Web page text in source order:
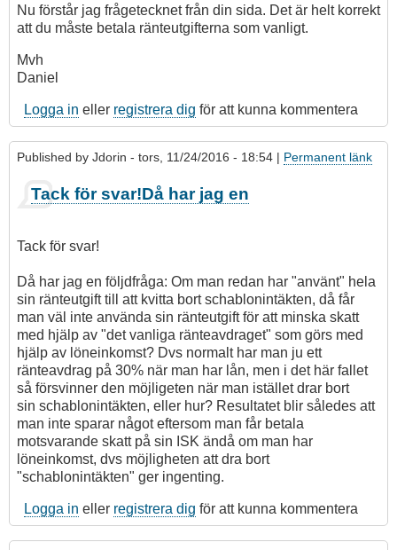
Nu förstår jag frågetecknet från din sida. Det är helt korrekt
att du måste betala ränteutgifterna som vanligt.
Mvh
Daniel
Logga in eller registrera dig för att kunna kommentera
Published by Jdorin - tors, 11/24/2016 - 18:54 | Permanent länk
Tack för svar!Då har jag en
Tack för svar!
Då har jag en följdfråga: Om man redan har "använt" hela
sin ränteutgift till att kvitta bort schablonintäkten, då får
man väl inte använda sin ränteutgift för att minska skatt
med hjälp av "det vanliga ränteavdraget" som görs med
hjälp av löneinkomst? Dvs normalt har man ju ett
ränteavdrag på 30% när man har lån, men i det här fallet
så försvinner den möjligeten när man istället drar bort
sin schablonintäkten, eller hur? Resultatet blir således att
man inte sparar något eftersom man får betala
motsvarande skatt på sin ISK ändå om man har
löneinkomst, dvs möjligheten att dra bort
"schablonintäkten" ger ingenting.
Logga in eller registrera dig för att kunna kommentera